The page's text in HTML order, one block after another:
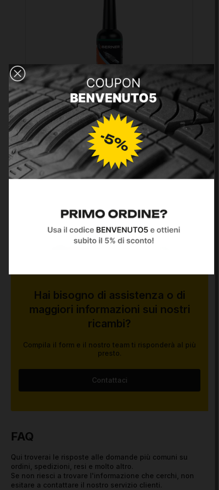
ADDITIVO DETERGENTE
DPF/FAP BERNER
13,30 €
Aggiungi al carrello
Hai bisogno di assistenza o di
maggiori informazioni sui nostri
ricambi?
Compila il form e il nostro team ti risponderà al più
presto.
Contattaci
FAQ
Qui troverai le risposte alle domande più comuni su
ordini, spedizioni, resi e molto altro.
Se non riesci a trovare l'informazione che cerchi, non
esitare a contattare il nostro servizio clienti.